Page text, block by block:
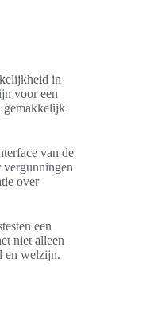
in
voor een
gemakkelijk
van de
vergunningen
over
een
niet alleen
en welzijn.